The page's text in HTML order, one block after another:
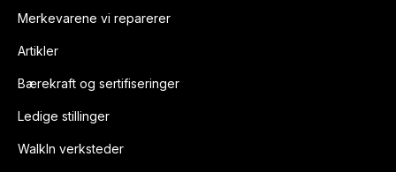
Merkevarene vi reparerer
Artikler
Bærekraft og sertifiseringer
Ledige stillinger
WalkIn verksteder